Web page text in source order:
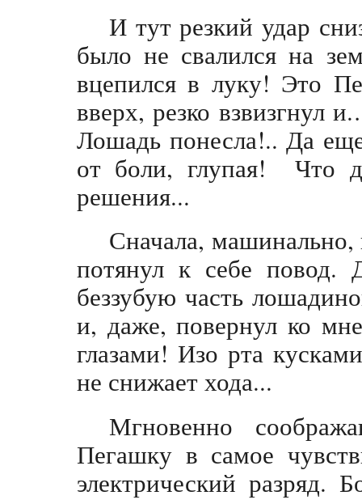
И тут резкий удар
было не свалился на
вцепился в луку! Это
вверх, резко взвизгнул
Лошадь понесла!.. Да
от боли, глупая! Что
решения...
Сначала,
потянул к себе повод.
беззубую часть
и, даже, повернул ко
глазами! Изо рта
не снижает хода...
Мгновенно
Пегашку в самое
электрический разряд.